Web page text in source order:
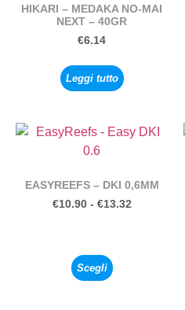
HIKARI – MEDAKA NO-MAI
NEXT – 40GR
€6.14
Leggi tutto
EASYREEFS – DKI 0,6MM
€10.90 - €13.32
Scegli